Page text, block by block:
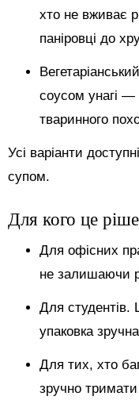
хто не вживає
паніровці до
соусом унагі —
тваринного
Усі варіанти
супом.
Для кого це
Для офісних
не залишаючи
Для студентів.
упаковка
Для тих, хто
зручно